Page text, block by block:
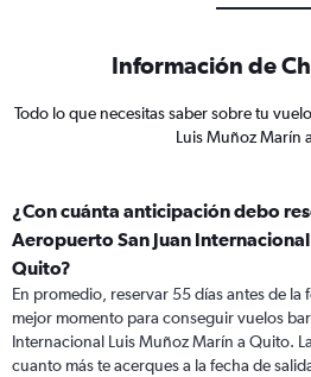
Información de
Todo lo que necesitas saber sobre tu
Luis Muñoz Marín
¿Con cuánta anticipación debo
Aeropuerto San Juan
Quito?
En promedio, reservar 55 días antes de la
mejor momento para conseguir vuelos
Internacional Luis Muñoz Marín a Quito.
cuanto más te acerques a la fecha de